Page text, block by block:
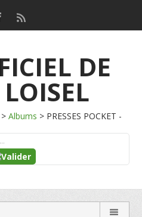
DE
> Albums > PRESSES POCKET -